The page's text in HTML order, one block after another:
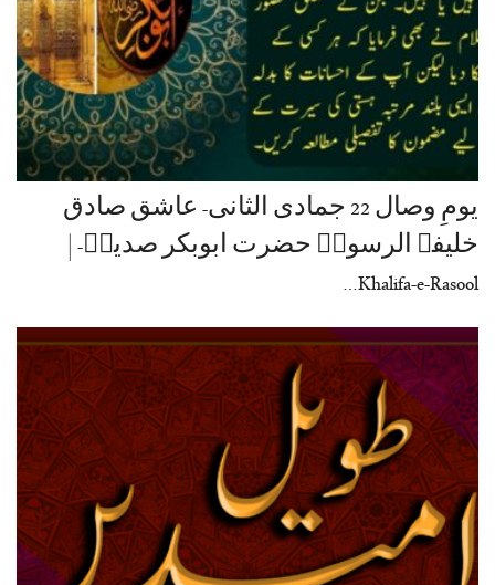
یومِ وصال 22 جمادی الثانی- عاشق صادق
خلیفۃ الرسولؐ حضرت ابوبکر صدیقؓ- |
Khalifa-e-Rasool…